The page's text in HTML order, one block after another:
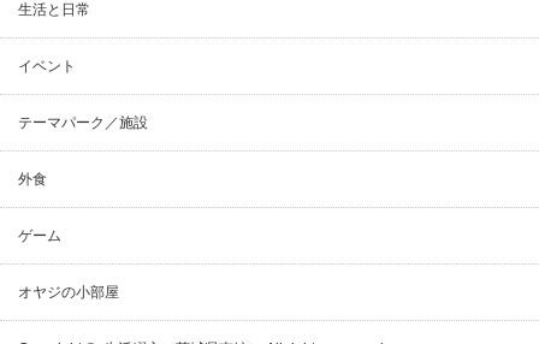
生活と日常
イベント
テーマパーク／施設
外食
ゲーム
オヤジの小部屋